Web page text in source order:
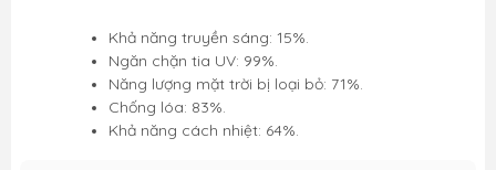
Khả năng truyền sáng: 15%.
Ngăn chặn tia UV: 99%.
Năng lượng mặt trời bị loại bỏ: 71%.
Chống lóa: 83%.
Khả năng cách nhiệt: 64%.